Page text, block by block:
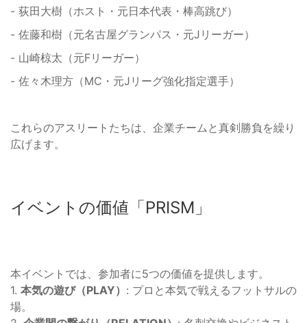
- 荻田大樹（ホスト・元日本代表・棒高跳び）
- 佐藤和樹（元名古屋グランパス・元Jリーガー）
- 山崎椋太（元Fリーガー）
- 佐々木理方（MC・元Jリーグ強化指定選手）
これらのアスリートたちは、企業チームと真剣勝負を繰り
広げます。
イベントの価値「PRISM」
本イベントでは、参加者に5つの価値を提供します。
1. 本気の遊び（PLAY） : プロと本気で戦えるフットサルの
場。